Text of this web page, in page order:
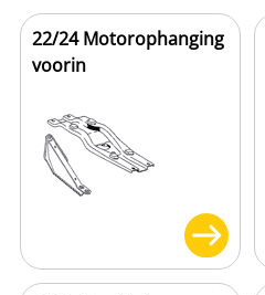
22/24 Motorophanging
voorin